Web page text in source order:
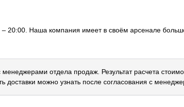
20:00. Наша компания имеет в своём арсенале
отдела продаж. Результат расчета
доставки можно узнать после согласования с